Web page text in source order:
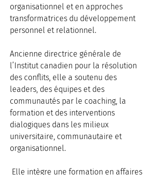
organisationnel et en approches
transformatrices du développement
personnel et relationnel.
Ancienne directrice générale de
l’Institut canadien pour la résolution
des conflits, elle a soutenu des
leaders, des équipes et des
communautés par le coaching, la
formation et des interventions
dialogiques dans les milieux
universitaire, communautaire et
organisationnel.